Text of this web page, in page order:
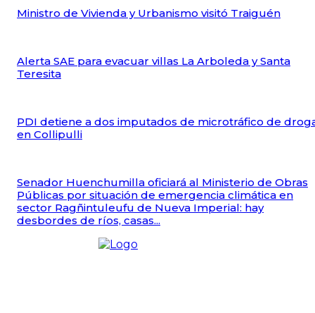
Ministro de Vivienda y Urbanismo visitó Traiguén
Alerta SAE para evacuar villas La Arboleda y Santa
Teresita
PDI detiene a dos imputados de microtráfico de
en Collipulli
Senador Huenchumilla oficiará al Ministerio de Obras
Públicas por situación de emergencia climática en
sector Ragñintuleufu de Nueva Imperial: hay
desbordes de ríos, casas...